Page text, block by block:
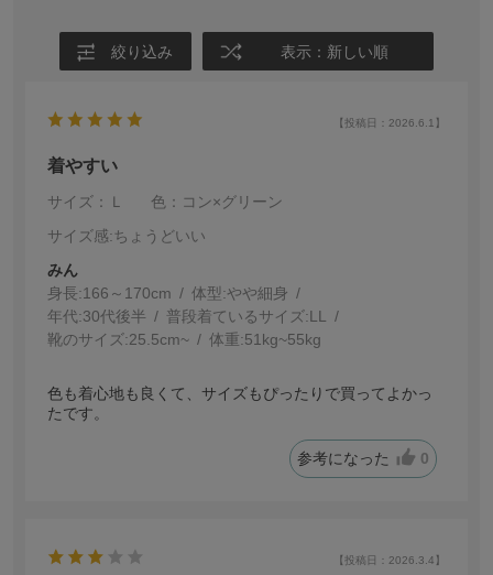
絞り込み 表示：新しい順
【投稿日：2026.6.1】
着やすい
サイズ：Ｌ
色：コン×グリーン
サイズ感:ちょうどいい
みん
身長:166～170cm 体型:細身
年代:30代後半 普段着ているサイズ:LL
靴のサイズ:25.5cm~ 体重:51kg~55kg
色も着心地も良くて、サイズもぴったりで買ってよかっ
たです。
参考になった 0
【投稿日：2026.3.4】